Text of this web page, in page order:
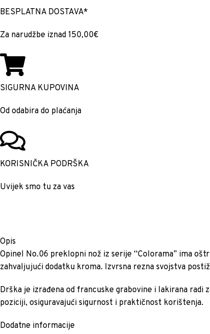
BESPLATNA DOSTAVA*
Za narudžbe iznad 150,00€
SIGURNA KUPOVINA
Od odabira do plaćanja
KORISNIČKA PODRŠKA
Uvijek smo tu za vas
Opis
Opinel No.06 preklopni nož iz serije “Colorama” ima
zahvaljujući dodatku kroma. Izvrsna rezna svojstva
Drška je izrađena od francuske grabovine i lakirana
poziciji, osiguravajući sigurnost i praktičnost korištenja.
Dodatne informacije